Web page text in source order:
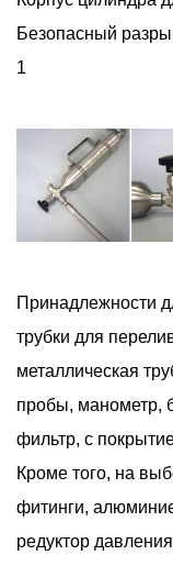
Безопасный
1
Принадлежности
трубки для
металлическая
пробы, манометр,
фильтр, с
Кроме того, на
фитинги,
редуктор